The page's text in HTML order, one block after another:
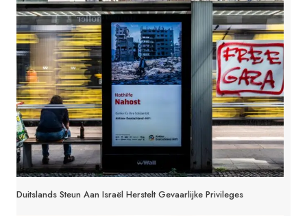
Duitslands Steun Aan Israël Herstelt Gevaarlijke Privileges